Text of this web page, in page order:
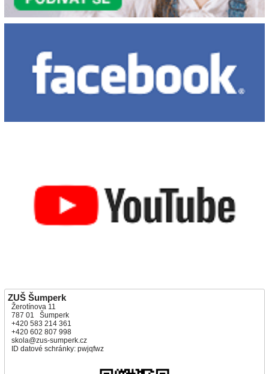
ZUŠ Šumperk
Žerotínova 11
787 01 Šumperk
+420 583 214 361
+420 602 807 998
skola@zus-sumperk.cz
ID datové schránky: pwjqfwz